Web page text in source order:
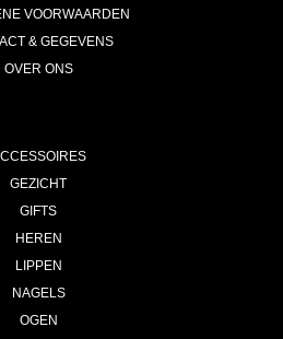
VOORWAARDEN
& GEGEVENS
OVER ONS
GEZICHT
GIFTS
HEREN
LIPPEN
NAGELS
OGEN